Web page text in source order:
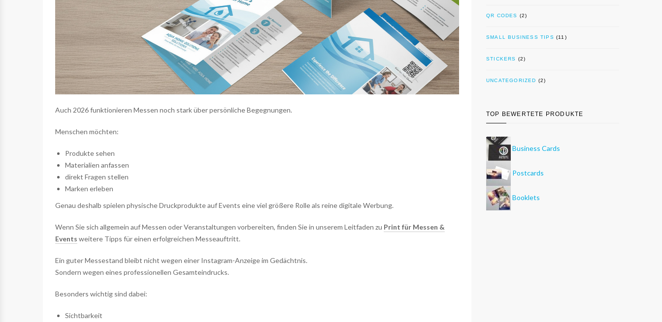
Auch 2026 funktionieren Messen noch stark über persönliche Begegnungen.
Menschen möchten:
Produkte sehen
Materialien anfassen
direkt Fragen stellen
Marken erleben
Genau deshalb spielen physische Druckprodukte auf Events eine viel größere Rolle als reine digitale Werbung.
Wenn Sie sich allgemein auf Messen oder Veranstaltungen vorbereiten, finden Sie in unserem Leitfaden zu Print für Messen &
Events weitere Tipps für einen erfolgreichen Messeauftritt.
Ein guter Messestand bleibt nicht wegen einer Instagram-Anzeige im Gedächtnis.
Sondern wegen eines professionellen Gesamteindrucks.
Besonders wichtig sind dabei:
Sichtbarkeit
QR CODES (2)
SMALL BUSINESS TIPS (11)
STICKERS (2)
UNCATEGORIZED (2)
TOP BEWERTETE PRODUKTE
Business Cards
Postcards
Booklets